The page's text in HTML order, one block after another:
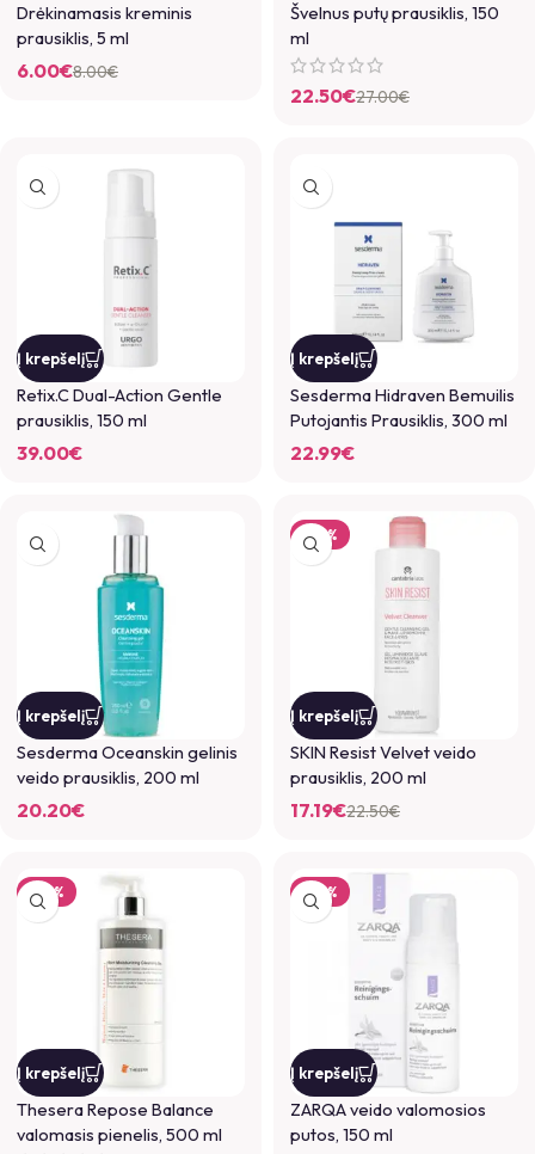
Drėkinamasis kreminis
prausiklis, 5 ml
8.00€
6.00€
Švelnus putų prausiklis, 150
ml
27.00€
22.50€
Į krepšelį
Retix.C Dual-Action Gentle
prausiklis, 150 ml
39.00€
Į krepšelį
Sesderma Hidraven Bemuilis
Putojantis Prausiklis, 300 ml
22.99€
Į krepšelį
Sesderma Oceanskin gelinis
veido prausiklis, 200 ml
20.20€
-24%
Į krepšelį
SKIN Resist Velvet veido
prausiklis, 200 ml
22.50€
17.19€
-25%
Į krepšelį
Thesera Repose Balance
valomasis pienelis, 500 ml
-25%
Į krepšelį
ZARQA veido valomosios
putos, 150 ml
GAUKITE 5 %
NUOLAIDĄ PIRMAM
UŽSAKYMUI!
Ir pirmieji gaukite informaciją apie mūsų
naujausius produktus!
GAUTI 5% NUOLAIDĄ